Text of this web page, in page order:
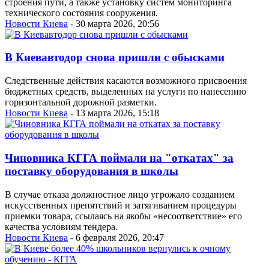
технического состояния сооружения.
Новости Киева - 30 марта 2026, 20:56
В Киевавтодор снова пришли с обысками
Следственные действия касаются возможного присвоения
бюджетных средств, выделенных на услуги по нанесению
горизонтальной дорожной разметки.
Новости Киева - 13 марта 2026, 15:18
Чиновника КГГА поймали на "откатах" за
поставку оборудования в школы
В случае отказа должностное лицо угрожало созданием
искусственных препятствий и затягиванием процедуры
приемки товара, ссылаясь на якобы «несоответствие» его
качества условиям тендера.
Новости Киева - 6 февраля 2026, 20:47